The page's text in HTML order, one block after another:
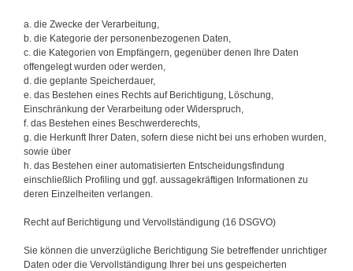
a. die Zwecke der Verarbeitung,
b. die Kategorie der personenbezogenen Daten,
c. die Kategorien von Empfängern, gegenüber denen Ihre Daten
offengelegt wurden oder werden,
d. die geplante Speicherdauer,
e. das Bestehen eines Rechts auf Berichtigung, Löschung,
Einschränkung der Verarbeitung oder Widerspruch,
f. das Bestehen eines Beschwerderechts,
g. die Herkunft Ihrer Daten, sofern diese nicht bei uns erhoben wurden,
sowie über
h. das Bestehen einer automatisierten Entscheidungsfindung
einschließlich Profiling und ggf. aussagekräftigen Informationen zu
deren Einzelheiten verlangen.
Recht auf Berichtigung und Vervollständigung (16 DSGVO)
Sie können die unverzügliche Berichtigung Sie betreffender unrichtiger
Daten oder die Vervollständigung Ihrer bei uns gespeicherten